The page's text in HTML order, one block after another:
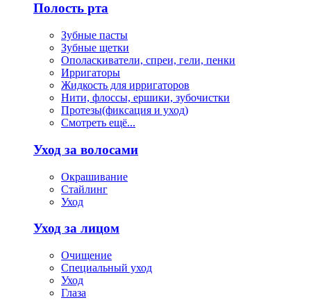
Полость рта
Зубные пасты
Зубные щетки
Ополаскиватели, спреи, гели, пенки
Ирригаторы
Жидкость для ирригаторов
Нити, флоссы, ершики, зубочистки
Протезы(фиксация и уход)
Смотреть ещё...
Уход за волосами
Окрашивание
Стайлинг
Уход
Уход за лицом
Очищение
Специальный уход
Уход
Глаза